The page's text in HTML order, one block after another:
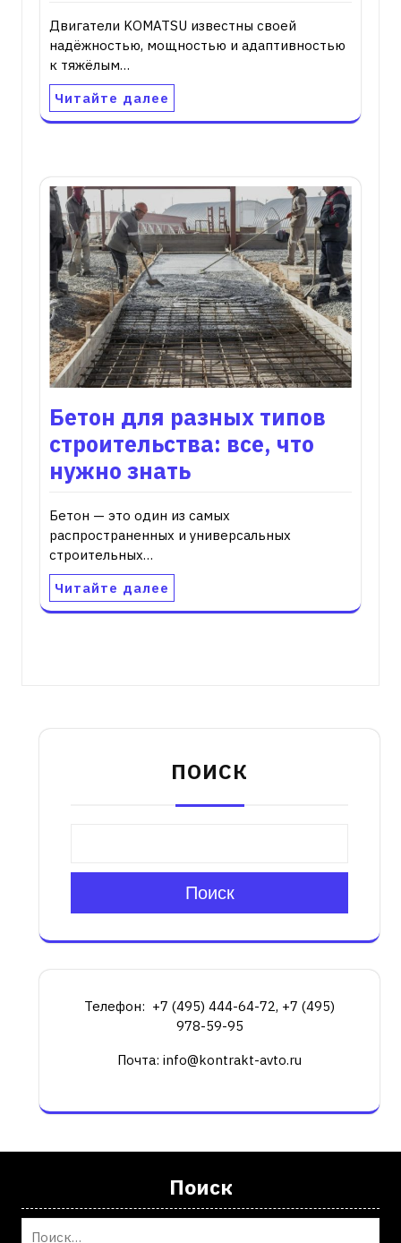
Двигатели KOMATSU известны своей
надёжностью, мощностью и адаптивностью
к тяжёлым…
Читайте далее
Бетон для разных типов
строительства: все, что
нужно знать
Бетон — это один из самых
распространенных и универсальных
строительных…
Читайте далее
ПОИСК
Поиск
Телефон: +7 (495) 444-64-72, +7 (495)
978-59-95
Почта: info@kontrakt-avto.ru
Поиск